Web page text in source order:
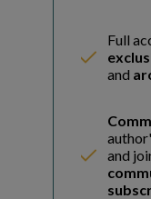
Full
and
and